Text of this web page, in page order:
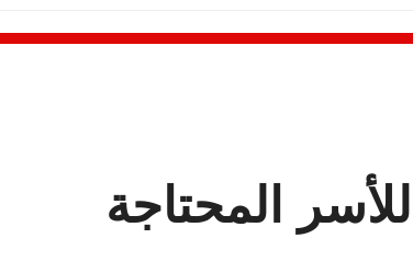
المحتاجة